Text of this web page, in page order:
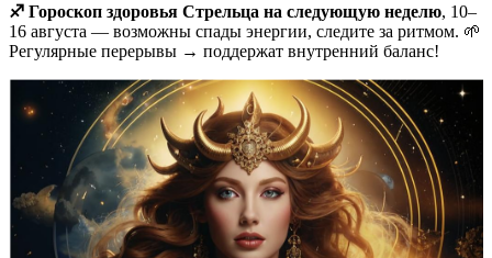
♐ Гороскоп здоровья Стрельца на следующую неделю, 10–
16 августа — возможны спады энергии, следите за ритмом. 🌱
Регулярные перерывы → поддержат внутренний баланс!